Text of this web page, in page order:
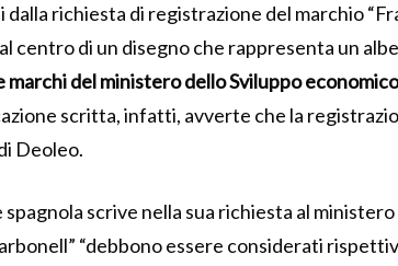
dalla richiesta di registrazione del marchio
centro di un disegno che rappresenta un
del ministero dello Sviluppo
scritta, infatti, avverte che la
Deoleo.
spagnola scrive nella sua richiesta al
“debbono essere considerati